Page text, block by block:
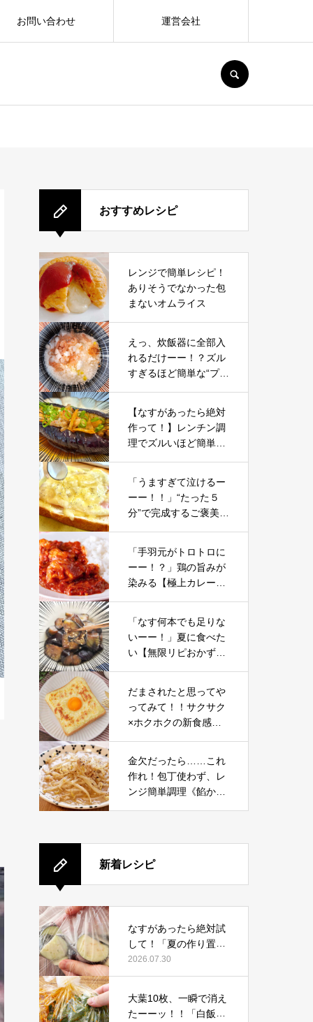
お問い合わせ 運営会社
おすすめレシピ
レンジで簡単レシピ！
ありそうでなかった包
まないオムライス
えっ、炊飯器に全部入
れるだけーー！？ズル
すぎるほど簡単な“プロ
【なすがあったら絶対
作って！】レンチン調
理でズルいほど簡単。
「うますぎて泣けるー
ーー！！」“たった５
分”で完成するご褒美
「手羽元がトロトロに
ーー！？」鶏の旨みが
染みる【極上カレー】
「なす何本でも足りな
いーー！」夏に食べた
い【無限リピおかず】
だまされたと思ってや
ってみて！！サクサク
×ホクホクの新食感！
金欠だったら……これ
作れ！包丁使わず、レ
ンジ簡単調理《餡かけ
新着レシピ
なすがあったら絶対試
して！「夏の作り置き
にもピッタリ」鶏肉と
なすの感動レシピ
2026.07.30
大葉10枚、一瞬で消え
たーーッ！！「白飯が